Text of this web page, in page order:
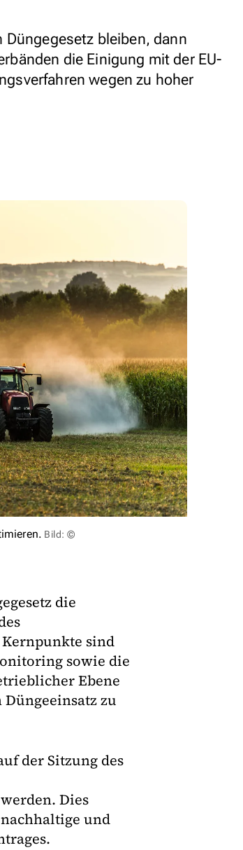
bleiben, dann
die Einigung mit der EU-
wegen zu hoher
Bild: ©
die
sind
sowie die
Ebene
zu
der Sitzung des
Dies
und